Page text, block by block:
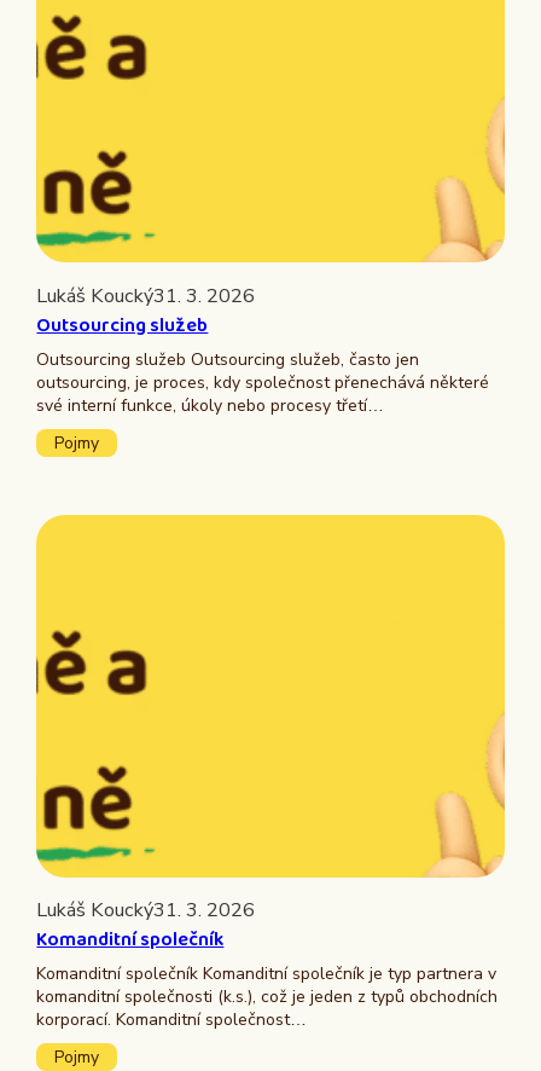
Lukáš Koucký31. 3. 2026
Outsourcing služeb
Outsourcing služeb Outsourcing služeb, často jen
outsourcing, je proces, kdy společnost přenechává některé
své interní funkce, úkoly nebo procesy třetí…
Pojmy
Lukáš Koucký31. 3. 2026
Komanditní společník
Komanditní společník Komanditní společník je typ partnera v
komanditní společnosti (k.s.), což je jeden z typů obchodních
korporací. Komanditní společnost…
Pojmy